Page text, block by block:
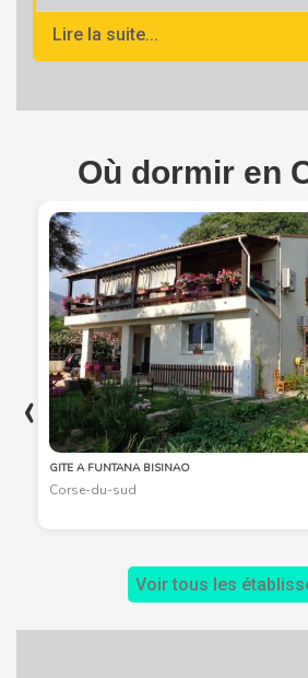
Lire la suite...
Où dormir en
GITE A FUNTANA BISINAO
Corse-du-sud
‹
Voir tous les